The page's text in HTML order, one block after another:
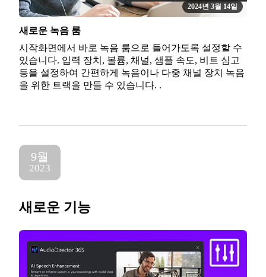
2024년 3월 14일
새로운 녹음 룸
시작화면에서 바로 녹음 룸으로 들어가도록 설정할 수
있습니다. 입력 장치, 볼륨, 채널, 샘플 속도, 비트 심고
등을 설정하여 간편하게 녹음이나 다중 채널 장치 녹음
을 위한 트랙을 만들 수 있습니다. .
9월
2023
새로운 기능